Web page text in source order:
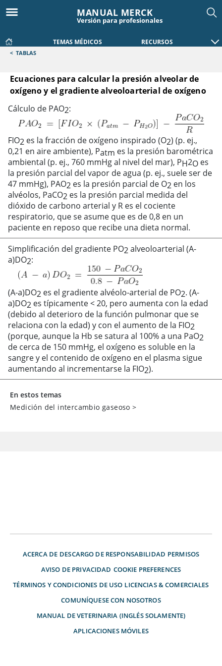
MANUAL MERCK
Versión para profesionales
TEMAS MÉDICOS RECURSOS
< TABLAS
Ecuaciones para calcular la presión alveolar de
oxígeno y el gradiente alveoloarterial de oxígeno
Ecuaciones para calcular la presión alveolar de oxígeno y
Cálculo de PAO2:
FIO2 es la fracción de oxígeno inspirado (O2) (p. ej.,
0,21 en aire ambiente), Patm es la presión barométrica
ambiental (p. ej., 760 mmHg al nivel del mar), PH2O es
la presión parcial del vapor de agua (p. ej., suele ser de
47 mmHg), PAO2 es la presión parcial de O2 en los
alvéolos, PaCO2 es la presión parcial medida del
dióxido de carbono arterial y R es el cociente
respiratorio, que se asume que es de 0,8 en un
paciente en reposo que recibe una dieta normal.
Simplificación del gradiente PO2alveoloarterial (A-
a)DO2:
(A-a)DO2 es el gradiente alvéolo-arterial de PO2. (A-
a)DO2 es típicamente<20, pero aumenta con la edad
(debido al deterioro de la función pulmonar que se
relaciona con la edad) y con el aumento de la FIO2
(porque, aunque la Hb se satura al 100% a una PaO2
de cerca de 150 mmHg, el oxígeno es soluble en la
sangre y el contenido de oxígeno en el plasma sigue
aumentando al incrementarse la FIO2).
En estos temas
Medición del intercambio gaseoso >
ACERCA DE DESCARGO DE RESPONSABILIDAD PERMISOS
AVISO DE PRIVACIDAD COOKIE PREFERENCES
TÉRMINOS Y CONDICIONES DE USO LICENCIAS & COMERCIALES
COMUNÍQUESE CON NOSOTROS
MANUAL DE VETERINARIA (INGLÉS SOLAMENTE)
APLICACIONES MÓVILES